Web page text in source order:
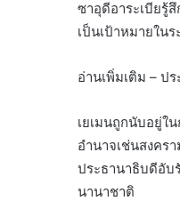
ซาอุดีอาระเบียรู้
เป็นเป้าหมายใน
อ่านเพิ่มเติม – ป
เยเมนถูกนับอยู่ใ
อำนาจเช่นสงคร
ประธานาธิบดีอับ
นานาชาติ